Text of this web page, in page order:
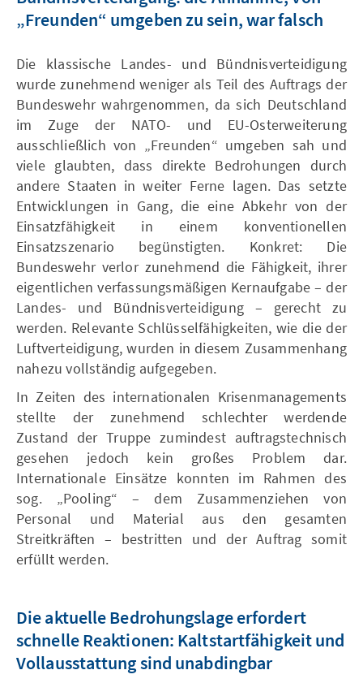
„Freunden“ umgeben zu sein, war falsch
Die klassische Landes- und Bündnisverteidigung
wurde zunehmend weniger als Teil des Auftrags der
Bundeswehr wahrgenommen, da sich Deutschland
im Zuge der NATO- und EU-Osterweiterung
ausschließlich von „Freunden“ umgeben sah und
viele glaubten, dass direkte Bedrohungen durch
andere Staaten in weiter Ferne lagen. Das setzte
Entwicklungen in Gang, die eine Abkehr von der
Einsatzfähigkeit in einem konventionellen
Einsatzszenario begünstigten. Konkret: Die
Bundeswehr verlor zunehmend die Fähigkeit, ihrer
eigentlichen verfassungsmäßigen Kernaufgabe – der
Landes- und Bündnisverteidigung – gerecht zu
werden. Relevante Schlüsselfähigkeiten, wie die der
Luftverteidigung, wurden in diesem Zusammenhang
nahezu vollständig aufgegeben.
In Zeiten des internationalen Krisenmanagements
stellte der zunehmend schlechter werdende
Zustand der Truppe zumindest auftragstechnisch
gesehen jedoch kein großes Problem dar.
Internationale Einsätze konnten im Rahmen des
sog. „Pooling“ – dem Zusammenziehen von
Personal und Material aus den gesamten
Streitkräften – bestritten und der Auftrag somit
erfüllt werden.
Die aktuelle Bedrohungslage erfordert
schnelle Reaktionen: Kaltstartfähigkeit und
Vollausstattung sind unabdingbar